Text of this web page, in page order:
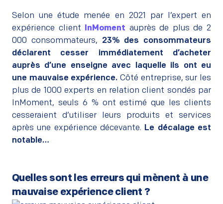
Selon une étude menée en 2021 par l’expert en
expérience client
InMoment auprès de plus de 2
000 consommateurs, 23% des consommateurs
déclarent cesser immédiatement d’acheter
auprès d’une enseigne avec laquelle ils ont eu
une mauvaise expérience. Côté entreprise, sur les
plus de 1000 experts en relation client sondés par
InMoment, seuls 6 % ont estimé que les clients
cesseraient d’utiliser leurs produits et services
après une expérience décevante. Le décalage est
notable…
Quelles sont les erreurs qui mènent à une
mauvaise expérience client ?